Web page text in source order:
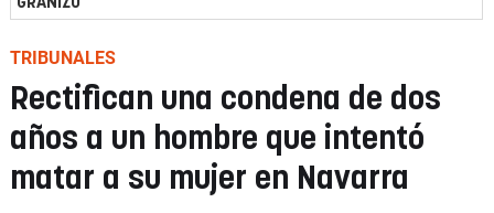
TRIBUNALES
Rectifican una condena de dos
años a un hombre que intentó
matar a su mujer en Navarra